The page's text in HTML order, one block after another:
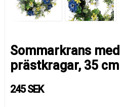
Sommarkrans
prästkragar, 35 cm
245 SEK